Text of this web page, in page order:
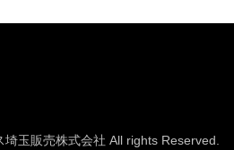
玉販売株式会社 All rights Reserved.